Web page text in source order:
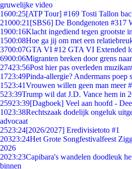
gruwelijke video
1600:25[ATP Tour] #169 Tosti Tallon
21000:21 [SBS6] De Bondgenoten #317
1900:16Klacht ingediend tegen grootste
1500:08Hoe ga jij om met een
3700:07GTA VI #12 GTA VI Extended
6900:06Migranten breken door grens
27423:56Post hier pas overleden
1723:49Pinda-allergie? Andermans poep
1523:41Vrouwen willen geen man meer
523:39Trump wil dat J.D. Vance hem in
25923:39[Dagboek] Veel aan hoofd -
1023:38Rechtszaak dodelijk ongeluk
advocaat
2523:24[2026/2027] Eredivisietoto #1
20323:24Het Grote Songfestivalfeest
2026
2023:23Capibara's wandelen doodleuk
binnen